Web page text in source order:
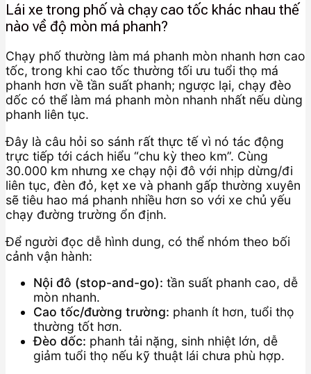
Lái xe trong phố và chạy cao tốc khác nhau thế
nào về độ mòn má phanh?
Chạy phố thường làm má phanh mòn nhanh hơn cao
tốc, trong khi cao tốc thường tối ưu tuổi thọ má
phanh hơn về tần suất phanh; ngược lại, chạy đèo
dốc có thể làm má phanh mòn nhanh nhất nếu dùng
phanh liên tục.
Đây là câu hỏi so sánh rất thực tế vì nó tác động
trực tiếp tới cách hiểu “chu kỳ theo km”. Cùng
30.000 km nhưng xe chạy nội đô với nhịp dừng/đi
liên tục, đèn đỏ, kẹt xe và phanh gấp thường xuyên
sẽ tiêu hao má phanh nhiều hơn so với xe chủ yếu
chạy đường trường ổn định.
Để người đọc dễ hình dung, có thể nhóm theo bối
cảnh vận hành:
Nội đô (stop-and-go): tần suất phanh cao, dễ
mòn nhanh.
Cao tốc/đường trường: phanh ít hơn, tuổi thọ
thường tốt hơn.
Đèo dốc: phanh tải nặng, sinh nhiệt lớn, dễ
giảm tuổi thọ nếu kỹ thuật lái chưa phù hợp.